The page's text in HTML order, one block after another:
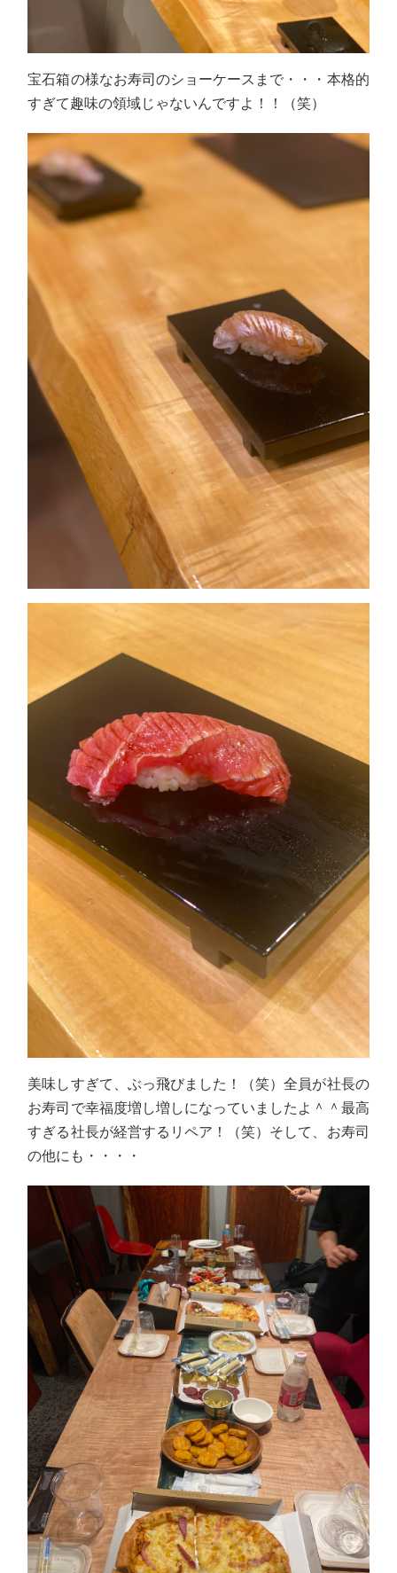
宝石箱の様なお寿司のショーケースまで・・・本格的
すぎて趣味の領域じゃないんですよ！！（笑）
美味しすぎて、ぶっ飛びました！（笑）全員が社長の
お寿司で幸福度増し増しになっていましたよ＾＾最高
すぎる社長が経営するリペア！（笑）そして、お寿司
の他にも・・・・